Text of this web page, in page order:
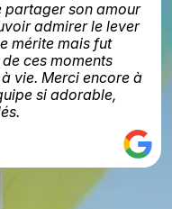
son amour
admirer le lever
mérite mais fut
ces moments
vie. Merci encore à
si adorable,